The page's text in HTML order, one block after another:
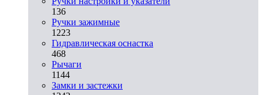
136
Ручки зажимные
1223
Гидравлическая оснастка
468
Рычаги
1144
Замки и застежки